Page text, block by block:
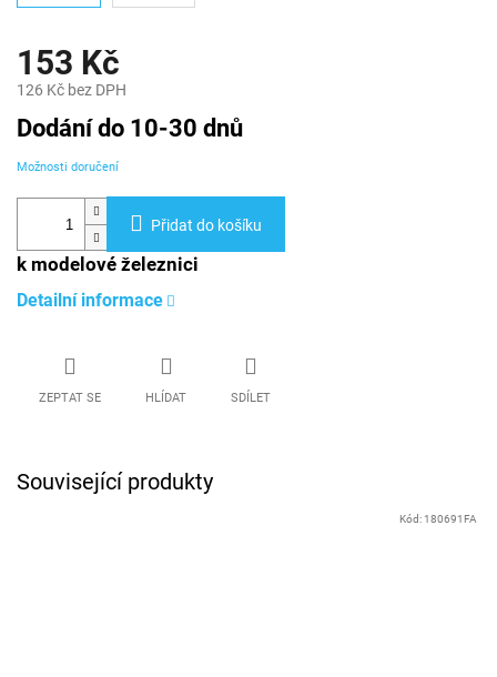
153 Kč
126 Kč bez DPH
Měrná
cena:
Dodání do 10-30 dnů
Možnosti doručení
Přidat do košíku
k modelové železnici
Detailní informace
ZEPTAT SE HLÍDAT SDÍLET
Související produkty
Kód: 180691FA